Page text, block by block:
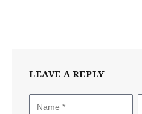
LEAVE A REPLY